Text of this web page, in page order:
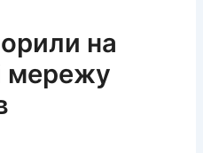
на
мережу